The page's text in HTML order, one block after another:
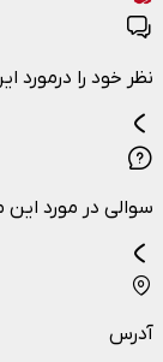
نظر خود را درمورد
سوالی در مورد
آدرس